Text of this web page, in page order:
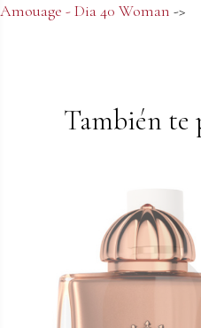
Amouage - Dia 40 Woman ->
También te